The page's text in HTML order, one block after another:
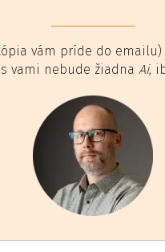
vám príde do
vami nebude žiadna Ai,